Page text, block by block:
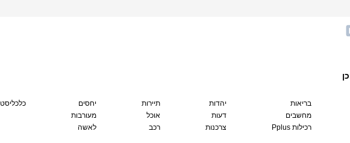
בריאות
מחשבים
Pplus רכילות
יהדות
דעות
צרכנות
תיירות
אוכל
רכב
יחסים
מעורבות
לאשה
כלכליסט